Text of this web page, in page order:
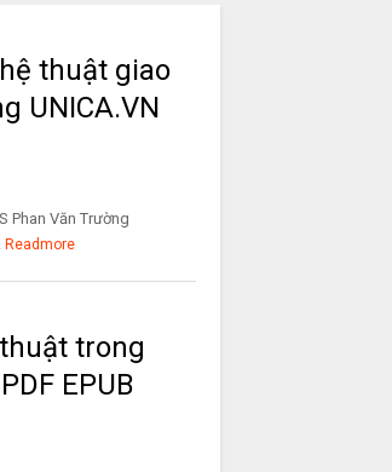
thuật giao
UNICA.VN
Phan Văn Trường
Readmore
trong
EPUB